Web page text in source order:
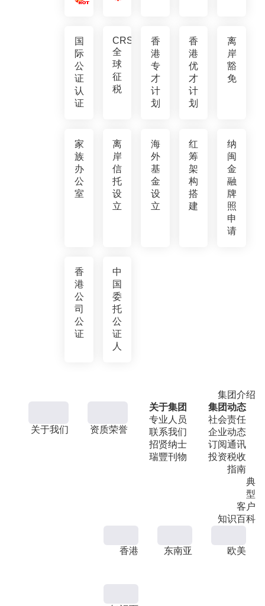
国
际
公
证
认
证
CRS
全
球
征
税
香
港
专
才
计
划
香
港
优
才
计
划
离
岸
豁
免
家
族
办
公
室
离
岸
信
托
设
立
海
外
基
金
设
立
红
筹
架
构
搭
建
纳
闽
金
融
牌
照
申
请
香
港
公
司
公
证
中
国
委
托
公
证
人
集团介绍
关于我们 资质荣誉
关于集团
专业人员
联系我们
招贤纳士
瑞豐刊物
集团动态
社会责任
企业动态
订阅通讯
投资税收
指南
典
型
客户
知识百科
香港 东南亚 欧美